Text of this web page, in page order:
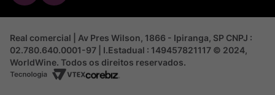
Real comercial | Av Pres Wilson, 1866 - Ipiranga, SP CNPJ :
02.780.640.0001-97 | I.Estadual : 149457821117 © 2024,
WorldWine. Todos os direitos reservados.